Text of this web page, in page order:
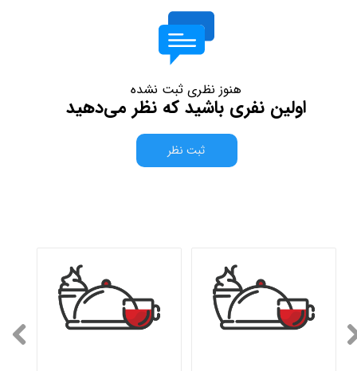
هنوز نظری ثبت نشده
اولین نفری باشید که نظر می‌دهید
ثبت نظر